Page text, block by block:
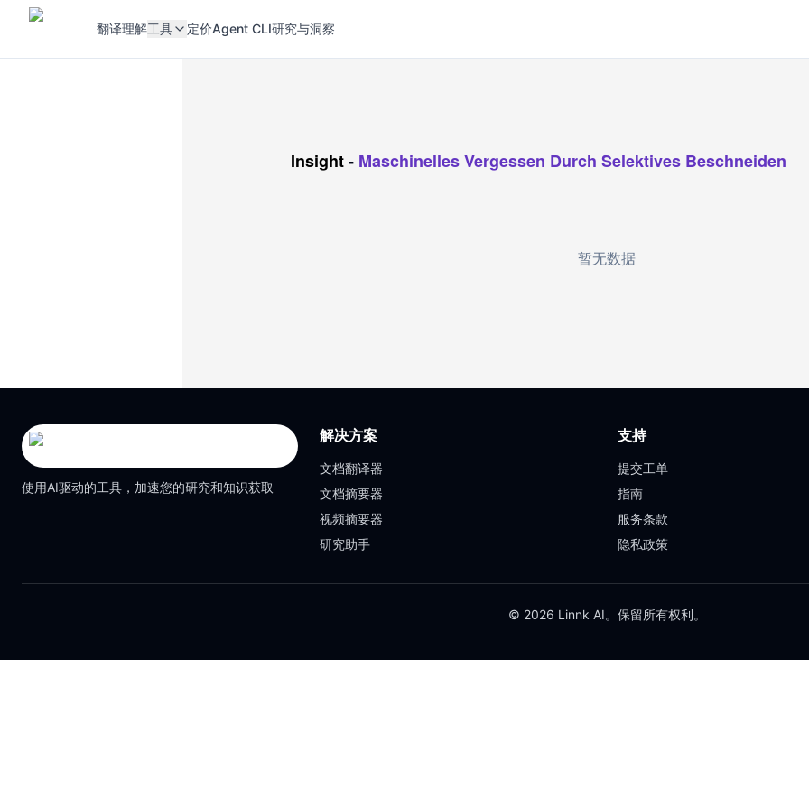
翻译理解工具 定价Agent CLI研究与洞察
Insight- Maschinelles Vergessen Durch Selektives Beschneiden
暂无数据
使用AI驱动的工具，加速您的研究和知识获取
解决方案
文档翻译器
文档摘要器
视频摘要器
研究助手
支持
提交工单
指南
服务条款
隐私政策
© 2026 Linnk AI。保留所有权利。